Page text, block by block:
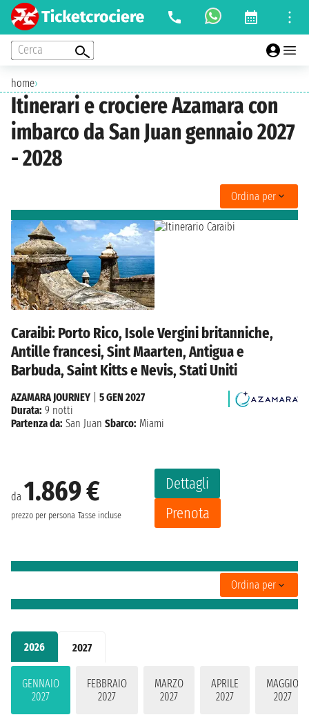
Cerca
home›
Itinerari e crociere Azamara con
imbarco da San Juan gennaio 2027
- 2028
2026 2027
GENNAIO
2027
FEBBRAIO
2027
MARZO
2027
APRILE
2027
MAGGIO
2027
Ordina per
Caraibi: Porto Rico, Isole Vergini britanniche,
Antille francesi, Sint Maarten, Antigua e
Barbuda, Saint Kitts e Nevis, Stati Uniti
da 1.869 €
prezzo per persona Tasse incluse
Dettagli
Prenota
AZAMARA JOURNEY
5 GEN 2027
Durata: 9 notti
Partenza da: San Juan Sbarco: Miami
Ordina per